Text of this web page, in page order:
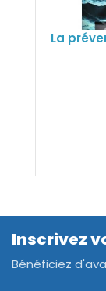
La
Inscrivez
Bénéficiez